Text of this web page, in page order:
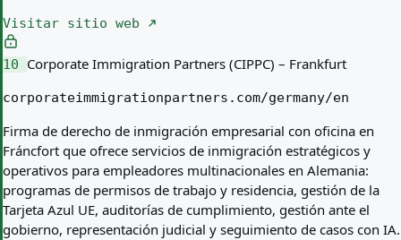
Visitar sitio web
10 Corporate Immigration Partners (CIPPC) – Frankfurt
corporateimmigrationpartners.com/germany/en
Firma de derecho de inmigración empresarial con oficina en
Fráncfort que ofrece servicios de inmigración estratégicos y
operativos para empleadores multinacionales en Alemania:
programas de permisos de trabajo y residencia, gestión de la
Tarjeta Azul UE, auditorías de cumplimiento, gestión ante el
gobierno, representación judicial y seguimiento de casos con IA.